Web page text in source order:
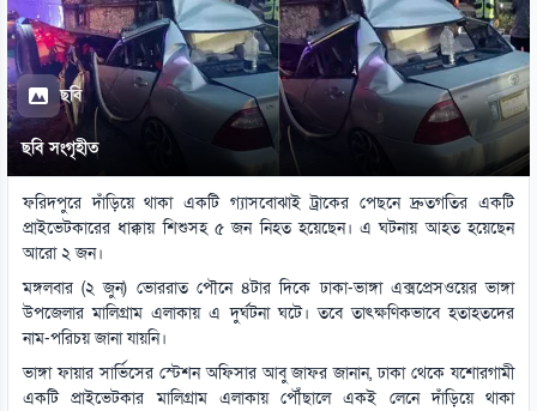
ছবি
ছবি সংগৃহীত
ফরিদপুরে দাঁড়িয়ে থাকা একটি গ্যাসবোঝাই ট্রাকের পেছনে দ্রুতগতির একটি
প্রাইভেটকারের ধাক্কায় শিশুসহ ৫ জন নিহত হয়েছেন। এ ঘটনায় আহত হয়েছেন
আরো ২ জন।
মঙ্গলবার (২ জুন) ভোররাত পৌনে ৪টার দিকে ঢাকা-ভাঙ্গা এক্সপ্রেসওয়ের ভাঙ্গা
উপজেলার মালিগ্রাম এলাকায় এ দুর্ঘটনা ঘটে। তবে তাৎক্ষণিকভাবে হতাহতদের
নাম-পরিচয় জানা যায়নি।
ভাঙ্গা ফায়ার সার্ভিসের স্টেশন অফিসার আবু জাফর জানান, ঢাকা থেকে যশোরগামী
একটি প্রাইভেটকার মালিগ্রাম এলাকায় পৌঁছালে একই লেনে দাঁড়িয়ে থাকা